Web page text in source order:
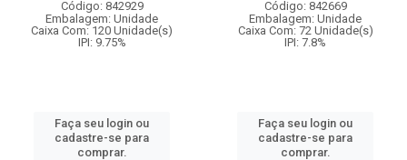
Código: 842929
Embalagem: Unidade
Caixa Com: 120 Unidade(s)
IPI: 9.75%
Faça seu login ou
cadastre-se para
comprar.
Código: 842669
Embalagem: Unidade
Caixa Com: 72 Unidade(s)
IPI: 7.8%
Faça seu login ou
cadastre-se para
comprar.